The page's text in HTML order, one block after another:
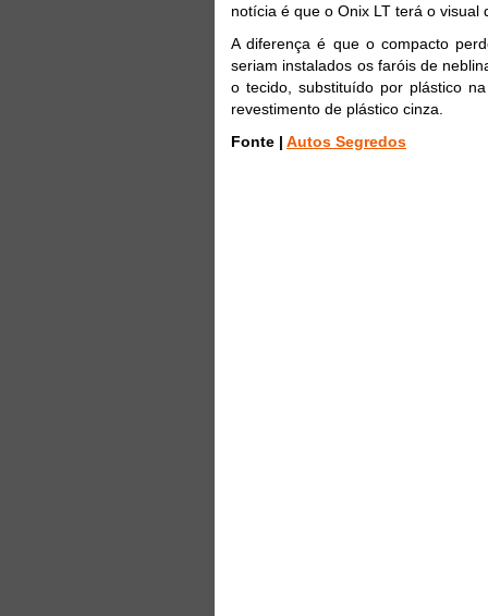
notícia é que o Onix LT terá o visual
A diferença é que o compacto
seriam instalados os faróis de
o tecido, substituído por plástico
revestimento de plástico cinza.
Fonte | Autos Segredos